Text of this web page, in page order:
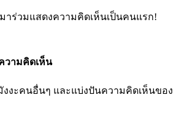
าร่วมแสดงความคิดเห็นเป็นคนแรก!
วามคิดเห็น
งะคนอื่นๆ และแบ่งปันความคิดเห็นของ